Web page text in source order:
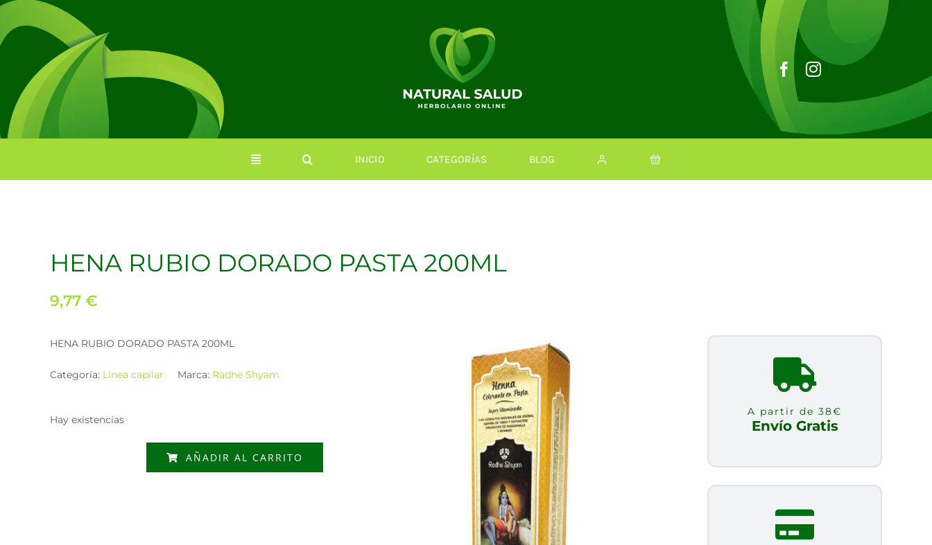
Saltar
contenido
INICIO CATEGORÍAS BLOG
HENA RUBIO DORADO PASTA 200ML
9,77 €
HENA RUBIO DORADO PASTA 200ML
Categoría: Línea capilar Marca: Radhe Shyam
Hay existencias
AÑADIR AL CARRITO
A partir de 38€
Envío Gratis